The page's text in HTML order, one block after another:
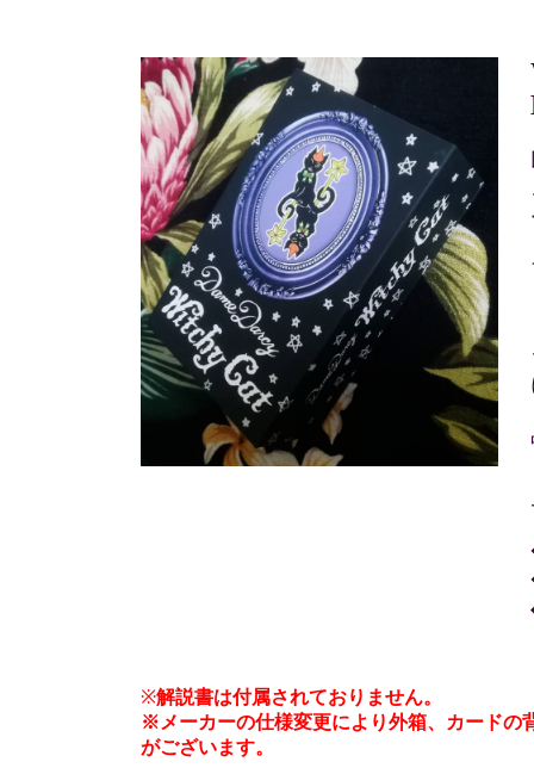
※解説書は付属されておりません。
※メーカーの仕様変更により外箱、カードの
がございます。